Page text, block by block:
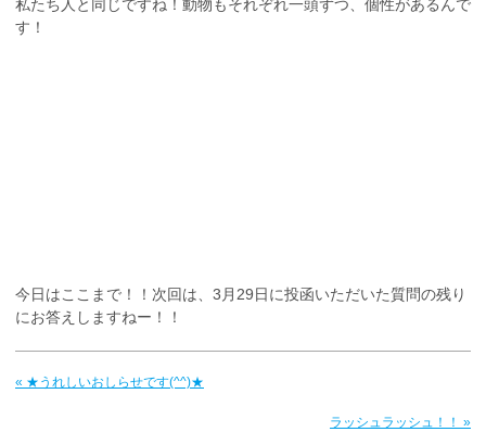
私たち人と同じですね！動物もそれぞれ一頭ずつ、個性があるんで
す！
今日はここまで！！次回は、3月29日に投函いただいた質問の残り
にお答えしますねー！！
« ★うれしいおしらせです(^^)★
ラッシュラッシュ！！ »